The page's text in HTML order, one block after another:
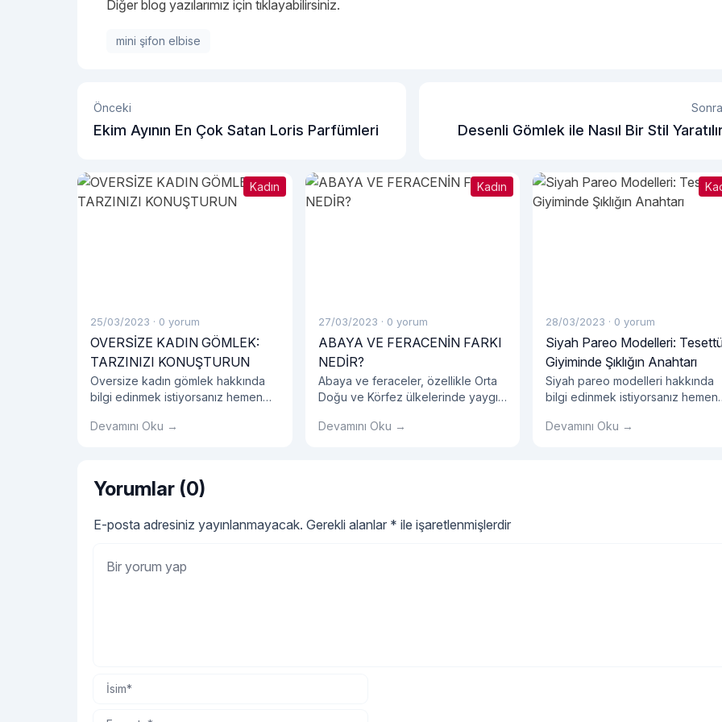
Diğer blog yazılarımız için tıklayabilirsiniz.
mini şifon elbise
Önceki
Ekim Ayının En Çok Satan Loris Parfümleri Desenli Gömlek ile Nasıl Bir Stil
Kadın
25/03/2023 · 0 yorum
OVERSİZE KADIN GÖMLEK:
TARZINIZI KONUŞTURUN
Oversize kadın gömlek hakkında
bilgi edinmek istiyorsanız hemen
Devamını Oku →
Kadın
27/03/2023 · 0 yorum
ABAYA VE FERACENİN FARKI
NEDİR?
Abaya ve feraceler, özellikle Orta
Doğu ve Körfez ülkelerinde yaygın
elbiselerdir. Abayalar ve feraceler
Devamını Oku →
28/03/2023 · 0 yorum
Siyah Pareo Modelleri:
Giyiminde Şıklığın Anahtarı
Siyah pareo modelleri hakkında
bilgi edinmek istiyorsanız hemen
Devamını Oku →
Yorumlar (0)
E-posta adresiniz yayınlanmayacak. Gerekli alanlar * ile işaretlenmişlerdir